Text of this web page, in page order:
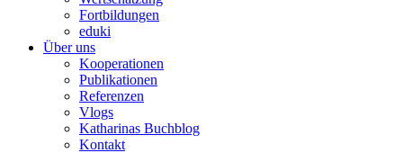
Fortbildungen
eduki
Über uns
Kooperationen
Publikationen
Referenzen
Vlogs
Katharinas Buchblog
Kontakt